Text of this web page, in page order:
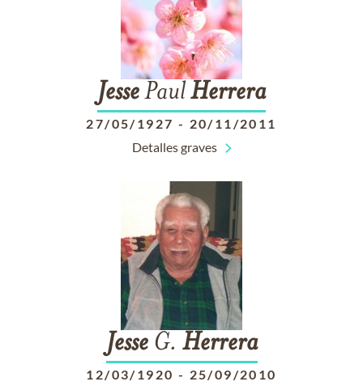
JessePaulHerrera
27/05/1927 - 20/11/2011
Detalles graves
JesseG. Herrera
12/03/1920 - 25/09/2010